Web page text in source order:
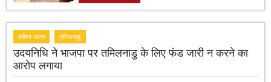
दक्षिण भारत तमिलनाडु
उदयनिधि ने भाजपा पर तमिलनाडु के लिए फंड जारी न करने का
आरोप लगाया